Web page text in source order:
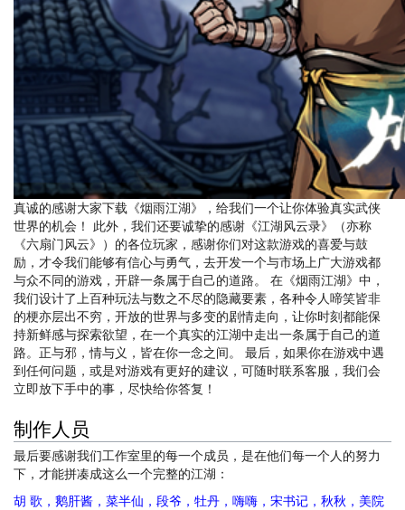
真诚的感谢大家下载《烟雨江湖》，给我们一个让你体验真实武侠
世界的机会！ 此外，我们还要诚挚的感谢《江湖风云录》（亦称
《六扇门风云》）的各位玩家，感谢你们对这款游戏的喜爱与鼓
励，才令我们能够有信心与勇气，去开发一个与市场上广大游戏都
与众不同的游戏，开辟一条属于自己的道路。 在《烟雨江湖》中，
我们设计了上百种玩法与数之不尽的隐藏要素，各种令人啼笑皆非
的梗亦层出不穷，开放的世界与多变的剧情走向，让你时刻都能保
持新鲜感与探索欲望，在一个真实的江湖中走出一条属于自己的道
路。正与邪，情与义，皆在你一念之间。 最后，如果你在游戏中遇
到任何问题，或是对游戏有更好的建议，可随时联系客服，我们会
立即放下手中的事，尽快给你答复！
制作人员
最后要感谢我们工作室里的每一个成员，是在他们每一个人的努力
下，才能拼凑成这么一个完整的江湖：
胡 歌，鹅肝酱，菜半仙，段爷，牡丹，嗨嗨，宋书记，秋秋，美院